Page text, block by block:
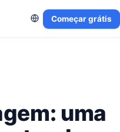
Começar grátis
uma